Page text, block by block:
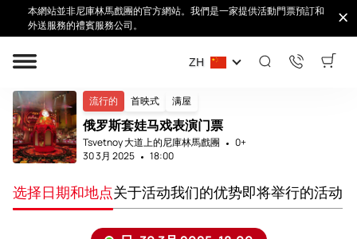
本網站並非尼庫林馬戲團的官方網站。我們是一家提供活動門票預訂和
外送服務的禮賓服務公司。
ZH
家
流行的 首映式 满屋
俄罗斯套娃马戏表演门票
Tsvetnoy 大道上的尼庫林馬戲團
0+
30 3月 2025
18:00
选择日期和地点关于活动我们的优势即将举行的活动